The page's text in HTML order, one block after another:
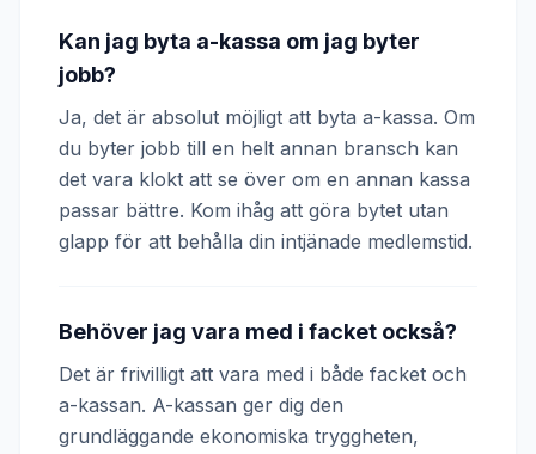
Kan jag byta a-kassa om jag byter
jobb?
Ja, det är absolut möjligt att byta a-kassa. Om
du byter jobb till en helt annan bransch kan
det vara klokt att se över om en annan kassa
passar bättre. Kom ihåg att göra bytet utan
glapp för att behålla din intjänade medlemstid.
Behöver jag vara med i facket också?
Det är frivilligt att vara med i både facket och
a-kassan. A-kassan ger dig den
grundläggande ekonomiska tryggheten,